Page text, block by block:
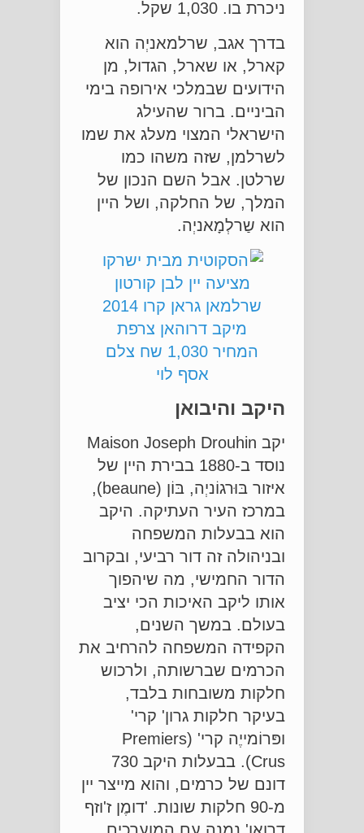
ניכרת בו. 1,030 שקל.
בדרך אגב, שרלמאניְה הוא
קארל, או שארל, הגדול, מן
הידועים שבמלכי אירופה בימי
הביניים. ברור שהעילג
הישראלי המצוי מעלג את שמו
לשרלמן, שזה משהו כמו
שרלטן. אבל השם הנכון של
המלך, של החלקה, ושל היין
הוא שַרלְמָאניְה.
היקב והיבואן
יקב Maison Joseph Drouhin
נוסד ב-1880 בבירת היין של
איזור בּוּרגוֹניְה, בּוֹן (beaune),
במרכז העיר העתיקה. היקב
הוא בבעלות המשפחה
ובניהולה זה דור רביעי, ובקרוב
הדור החמישי, מה שיהפוך
אותו ליקב האיכות הכי יציב
בעולם. במשך השנים,
הקפידה המשפחה להרחיב את
הכרמים שברשותה, ולרכוש
חלקות משובחות בלבד,
בעיקר חלקות גרון' קרי'
ופּרוֹמייֶה קרי' (Premiers
Crus). בבעלות היקב 730
דונם של כרמים, והוא מייצר יין
מ-90 חלקות שונות. 'דומֶן ז'וזף